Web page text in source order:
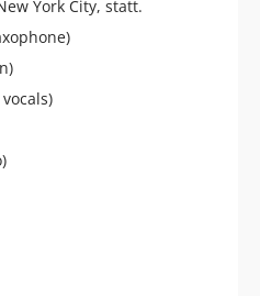
York City, statt.